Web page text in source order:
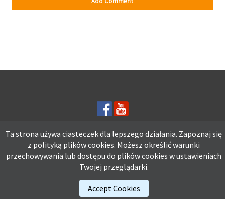
Ta strona używa ciasteczek dla lepszego działania. Zapoznaj się z
polityką plikówcookies.Możesz określić warunki przechowywania lub
dostępu do plików cookies w ustawieniach Twojej przeglądarki.
Ta strona używa ciasteczek dla lepszego działania. Zapoznaj się
z polityką plikówcookies. Możesz określić warunki
przechowywania lub dostępu do plików cookies w ustawieniach
Twojej przeglądarki.
Accept Cookies